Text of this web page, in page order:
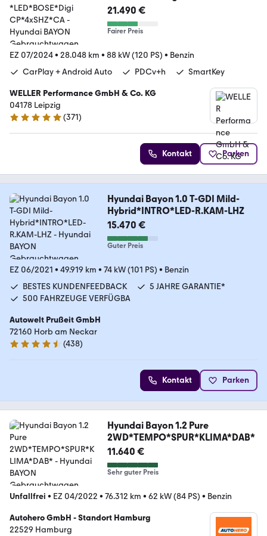
21.490 €
Fairer Preis
EZ 07/2024• 28.048 km • 88 kW (120 PS) • Benzin
CarPlay + Android Auto
PDCv+h SmartKey
WELLER Performance GmbH & Co. KG
04178 Leipzig
4.8 Sterne
(371)
Kontakt Parken
Hyundai Bayon 1.0 T-GDI Mild-
Hybrid*INTRO*LED-R.KAM-LHZ
15.470 €
Guter Preis
EZ 06/2021 • 49.919 km • 74 kW (101 PS) • Benzin
BESTES KUNDENFEEDBACK
5 JAHRE GARANTIE*
500 FAHRZEUGE VERFÜGBA
Autowelt Prußeit GmbH
72160 Horb am Neckar
4.4 Sterne
(438)
Kontakt Parken
Hyundai Bayon 1.2 Pure
2WD*TEMPO*SPUR*KLIMA*DAB*
11.640 €
Sehr guter Preis
Unfallfrei • EZ 04/2022 • 76.312 km • 62 kW (84 PS) • Benzin
Autohero GmbH - Standort Hamburg
22529 Hamburg